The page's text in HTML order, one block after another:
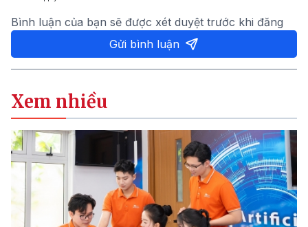
Bình luận của bạn sẽ được xét duyệt trước khi đăng
Gửi bình luận
Xem nhiều